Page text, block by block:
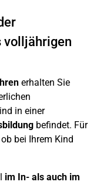
volljährigen
erhalten Sie
in einer
befindet. Für
bei Ihrem Kind
im In- als auch im